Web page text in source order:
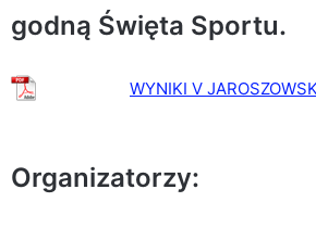
godną Święta Sportu.
WYNIKI V
Organizatorzy: